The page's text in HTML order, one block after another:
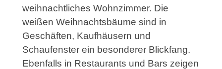
weihnachtliches Wohnzimmer. Die
weißen Weihnachtsbäume sind in
Geschäften, Kaufhäusern und
Schaufenster ein besonderer Blickfang.
Ebenfalls in Restaurants und Bars zeigen